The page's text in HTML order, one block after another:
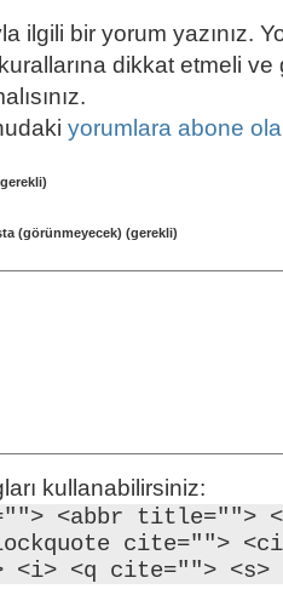
ilgili bir yorum yazınız.
dikkat etmeli
yorumlara abone
(görünmeyecek) (gerekli)
kullanabilirsiniz:
<abbr title="">
cite="">
<i> <q cite="">